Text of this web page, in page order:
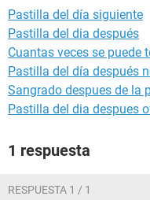
Pastilla del día siguiente
Pastilla del dia después
Cuantas veces se
Pastilla del día después
Sangrado despues de la
Pastilla del dia despues
1 respuesta
RESPUESTA 1 / 1